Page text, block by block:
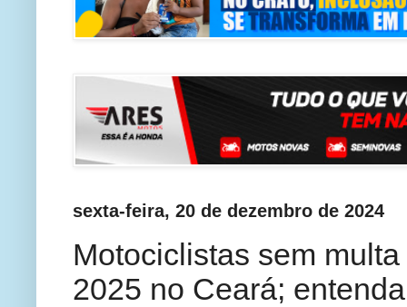
sexta-feira, 20 de dezembro de 2024
Motociclistas sem
2025 no Ceará; entenda